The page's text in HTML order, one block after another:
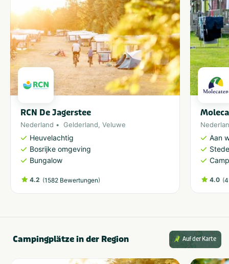
RCN De Jagerstee
Nederland Gelderland, Veluwe
Heuvelachtig
Bosrijke omgeving
Bungalow
4.2 (1582 Bewertungen)
Aan
4.0 (
Campingplätze in der Region Auf der Karte